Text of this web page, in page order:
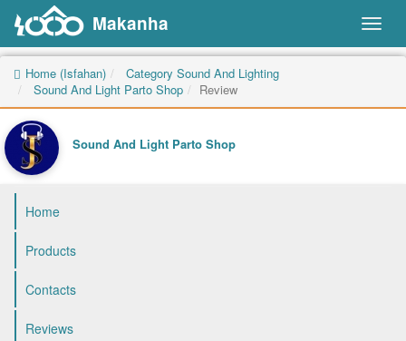
Makanha
Home (Isfahan)
Category Sound And Lighting
Sound And Light Parto Shop
Review
Sound And Light Parto Shop
Home
Products
Contacts
Reviews